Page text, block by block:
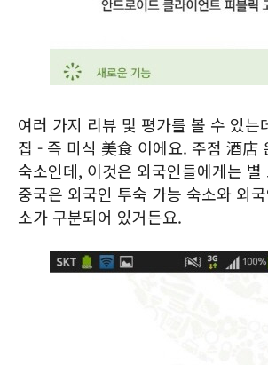
여러 가지 리뷰 및 평가를 볼 수 있는
집 - 즉 미식 美食 이에요. 주점 酒店
숙소인데, 이것은 외국인들에게는 별
중국은 외국인 투숙 가능 숙소와 외
소가 구분되어 있거든요.